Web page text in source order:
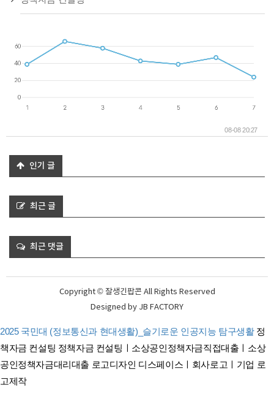
08-08 20:27
인기 글
최근 글
최근 댓글
Copyright © 잘생긴팝콘 All Rights Reserved
Designed by JB FACTORY
2025 국민대 (정보통신과 현대생활)_슬기로운 인공지능 탐구생활 정
책자금 컨설팅 정책자금 컨설팅ㅣ소상공인정책자금직접대출ㅣ소상
공인정책자금대리대출 로고디자인 디스페이스ㅣ회사로고ㅣ기업 로
고제작